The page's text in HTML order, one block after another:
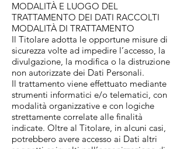
MODALITÀ E LUOGO DEL
TRATTAMENTO DEI DATI RACCOLTI
MODALITÀ DI TRATTAMENTO
Il Titolare adotta le opportune misure di
sicurezza volte ad impedire l’accesso, la
divulgazione, la modifica o la distruzione
non autorizzate dei Dati Personali.
Il trattamento viene effettuato mediante
strumenti informatici e/o telematici, con
modalità organizzative e con logiche
strettamente correlate alle finalità
indicate. Oltre al Titolare, in alcuni casi,
potrebbero avere accesso ai Dati altri